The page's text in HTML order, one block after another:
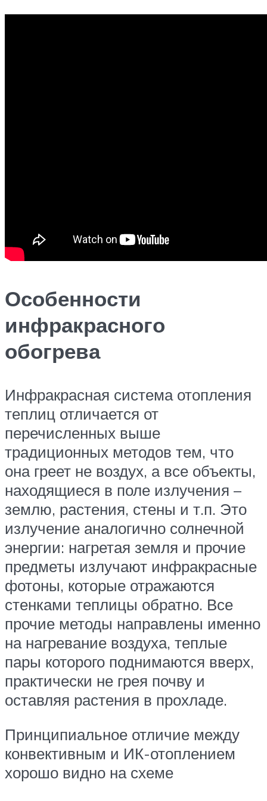
Особенности
инфракрасного
обогрева
Инфракрасная система отопления
теплиц отличается от
перечисленных выше
традиционных методов тем, что
она греет не воздух, а все объекты,
находящиеся в поле излучения –
землю, растения, стены и т.п. Это
излучение аналогично солнечной
энергии: нагретая земля и прочие
предметы излучают инфракрасные
фотоны, которые отражаются
стенками теплицы обратно. Все
прочие методы направлены именно
на нагревание воздуха, теплые
пары которого поднимаются вверх,
практически не грея почву и
оставляя растения в прохладе.
Принципиальное отличие между
конвективным и ИК-отоплением
хорошо видно на схеме